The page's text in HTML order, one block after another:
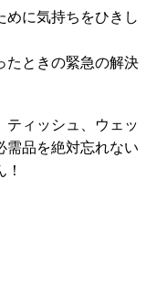
めに気持ちをひきし
たときの緊急の解決
ティッシュ、ウェッ
需品を絶対忘れない